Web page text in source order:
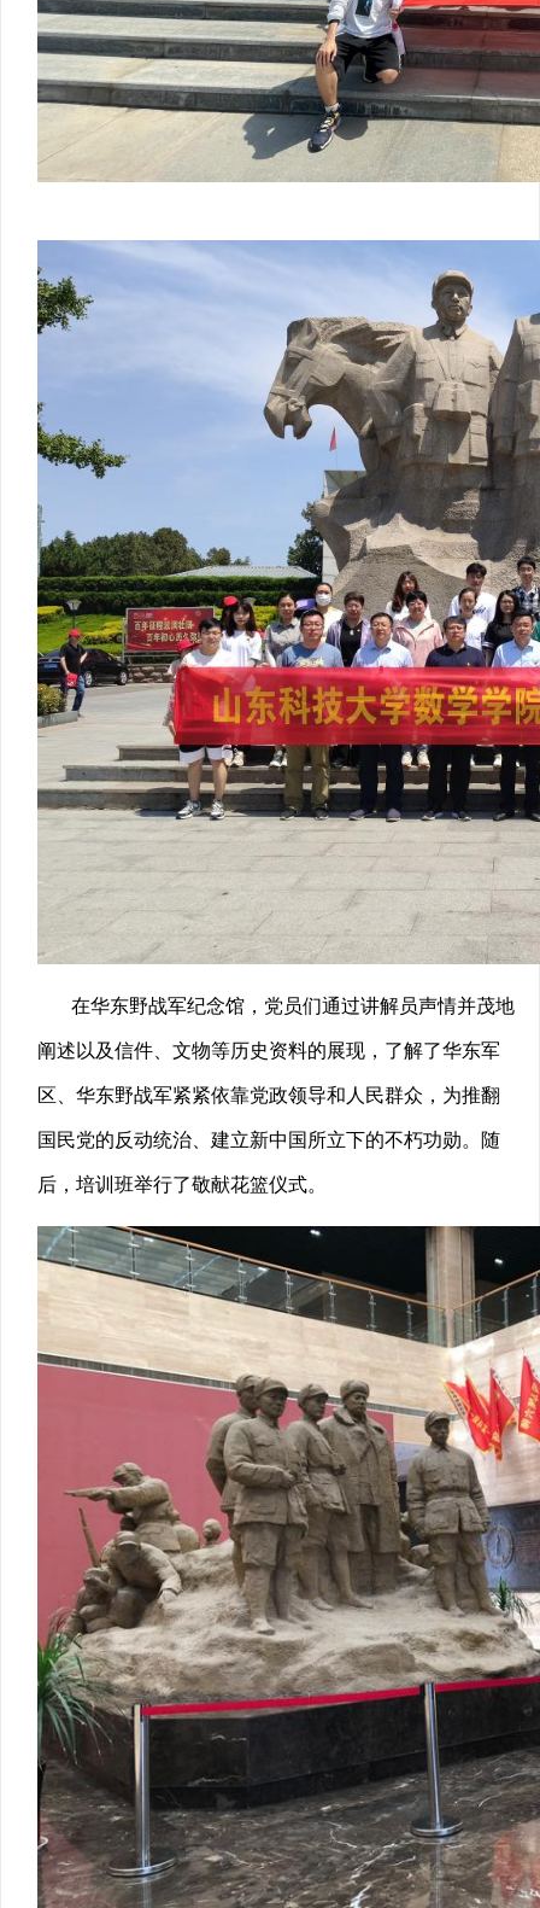
在华东野战军纪念馆，党员们通过讲解员声情并茂地
阐述以及信件、文物等历史资料的展现，了解了华东军
区、华东野战军紧紧依靠党政领导和人民群众，为推翻
国民党的反动统治、建立新中国所立下的不朽功勋。随
后，培训班举行了敬献花篮仪式。